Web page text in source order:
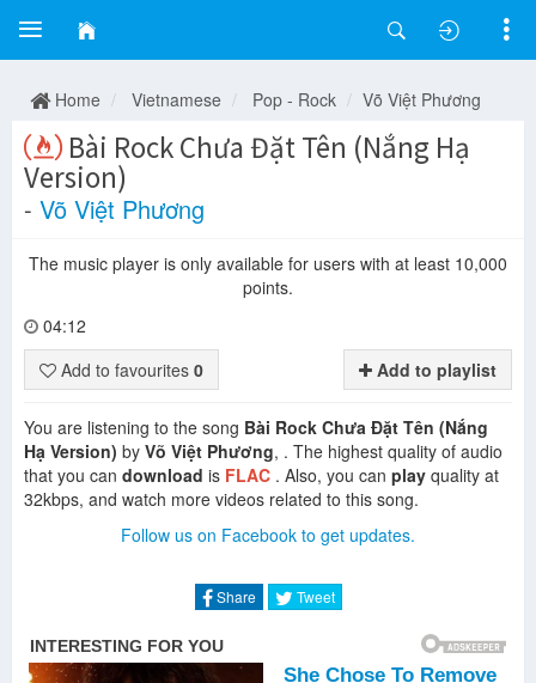
Home Vietnamese Pop - Rock Võ Việt Phương
Bài Rock Chưa Đặt Tên (Nắng Hạ
Version)
- Võ Việt Phương
The music player is only available for users with at least 10,000
points.
04:12
Add to favourites 0 Add to playlist
You are listening to the song Bài Rock Chưa Đặt Tên (Nắng
Hạ Version) by Võ Việt Phương, . The highest quality of audio
that you can download is FLAC . Also, you can play quality at
32kbps, and watch more videos related to this song.
Follow us on Facebook to get updates.
Share Tweet